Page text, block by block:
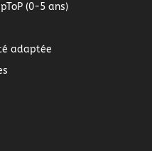
(0-5 ans)
adaptée